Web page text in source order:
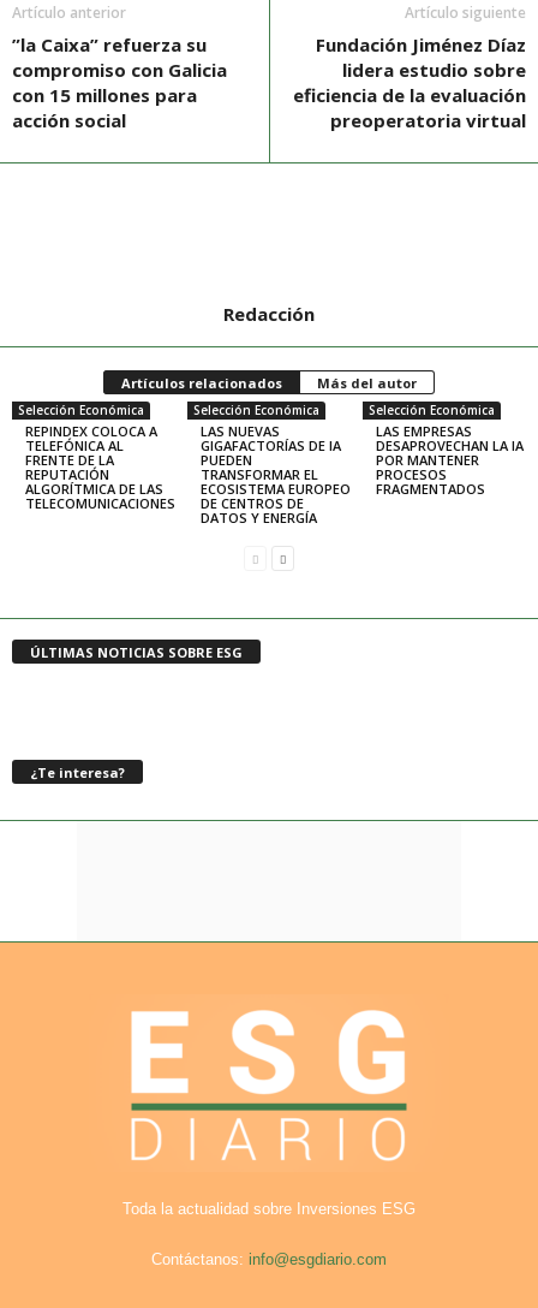
Artículo anterior
”la Caixa” refuerza su
compromiso con Galicia
con 15 millones para
acción social
Artículo siguiente
Fundación Jiménez Díaz
lidera estudio sobre
eficiencia de la evaluación
preoperatoria virtual
Redacción
Artículos relacionados Más del autor
Selección Económica
REPINDEX COLOCA A
TELEFÓNICA AL
FRENTE DE LA
REPUTACIÓN
ALGORÍTMICA DE LAS
TELECOMUNICACIONES
Selección Económica
LAS NUEVAS
GIGAFACTORÍAS DE IA
PUEDEN
TRANSFORMAR EL
ECOSISTEMA EUROPEO
DE CENTROS DE
DATOS Y ENERGÍA
Selección Económica
LAS EMPRESAS
DESAPROVECHAN LA IA
POR MANTENER
PROCESOS
FRAGMENTADOS
ÚLTIMAS NOTICIAS SOBRE ESG
¿Te interesa?
Toda la actualidad sobre Inversiones ESG
Contáctanos: info@esgdiario.com